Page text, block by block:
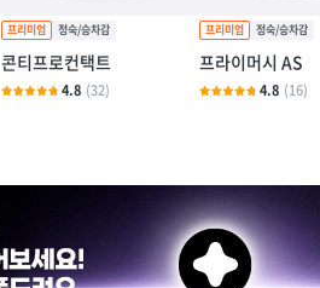
콘티프로컨택트
4.8 (32)
프라이머시 AS
4.8 (16)